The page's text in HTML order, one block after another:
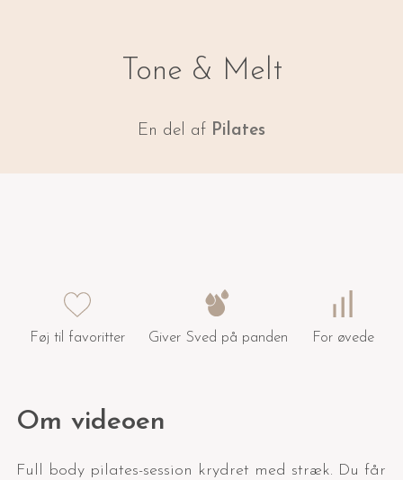
Tone & Melt
En del af Pilates
Føj til favoritter Giver Sved på panden For øvede
Om videoen
Full body pilates-session krydret med stræk. Du får